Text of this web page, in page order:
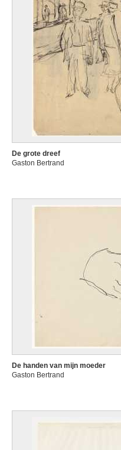
De grote dreef
Gaston Bertrand
De handen van mijn moeder
Gaston Bertrand